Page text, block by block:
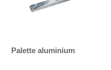
Palette aluminium